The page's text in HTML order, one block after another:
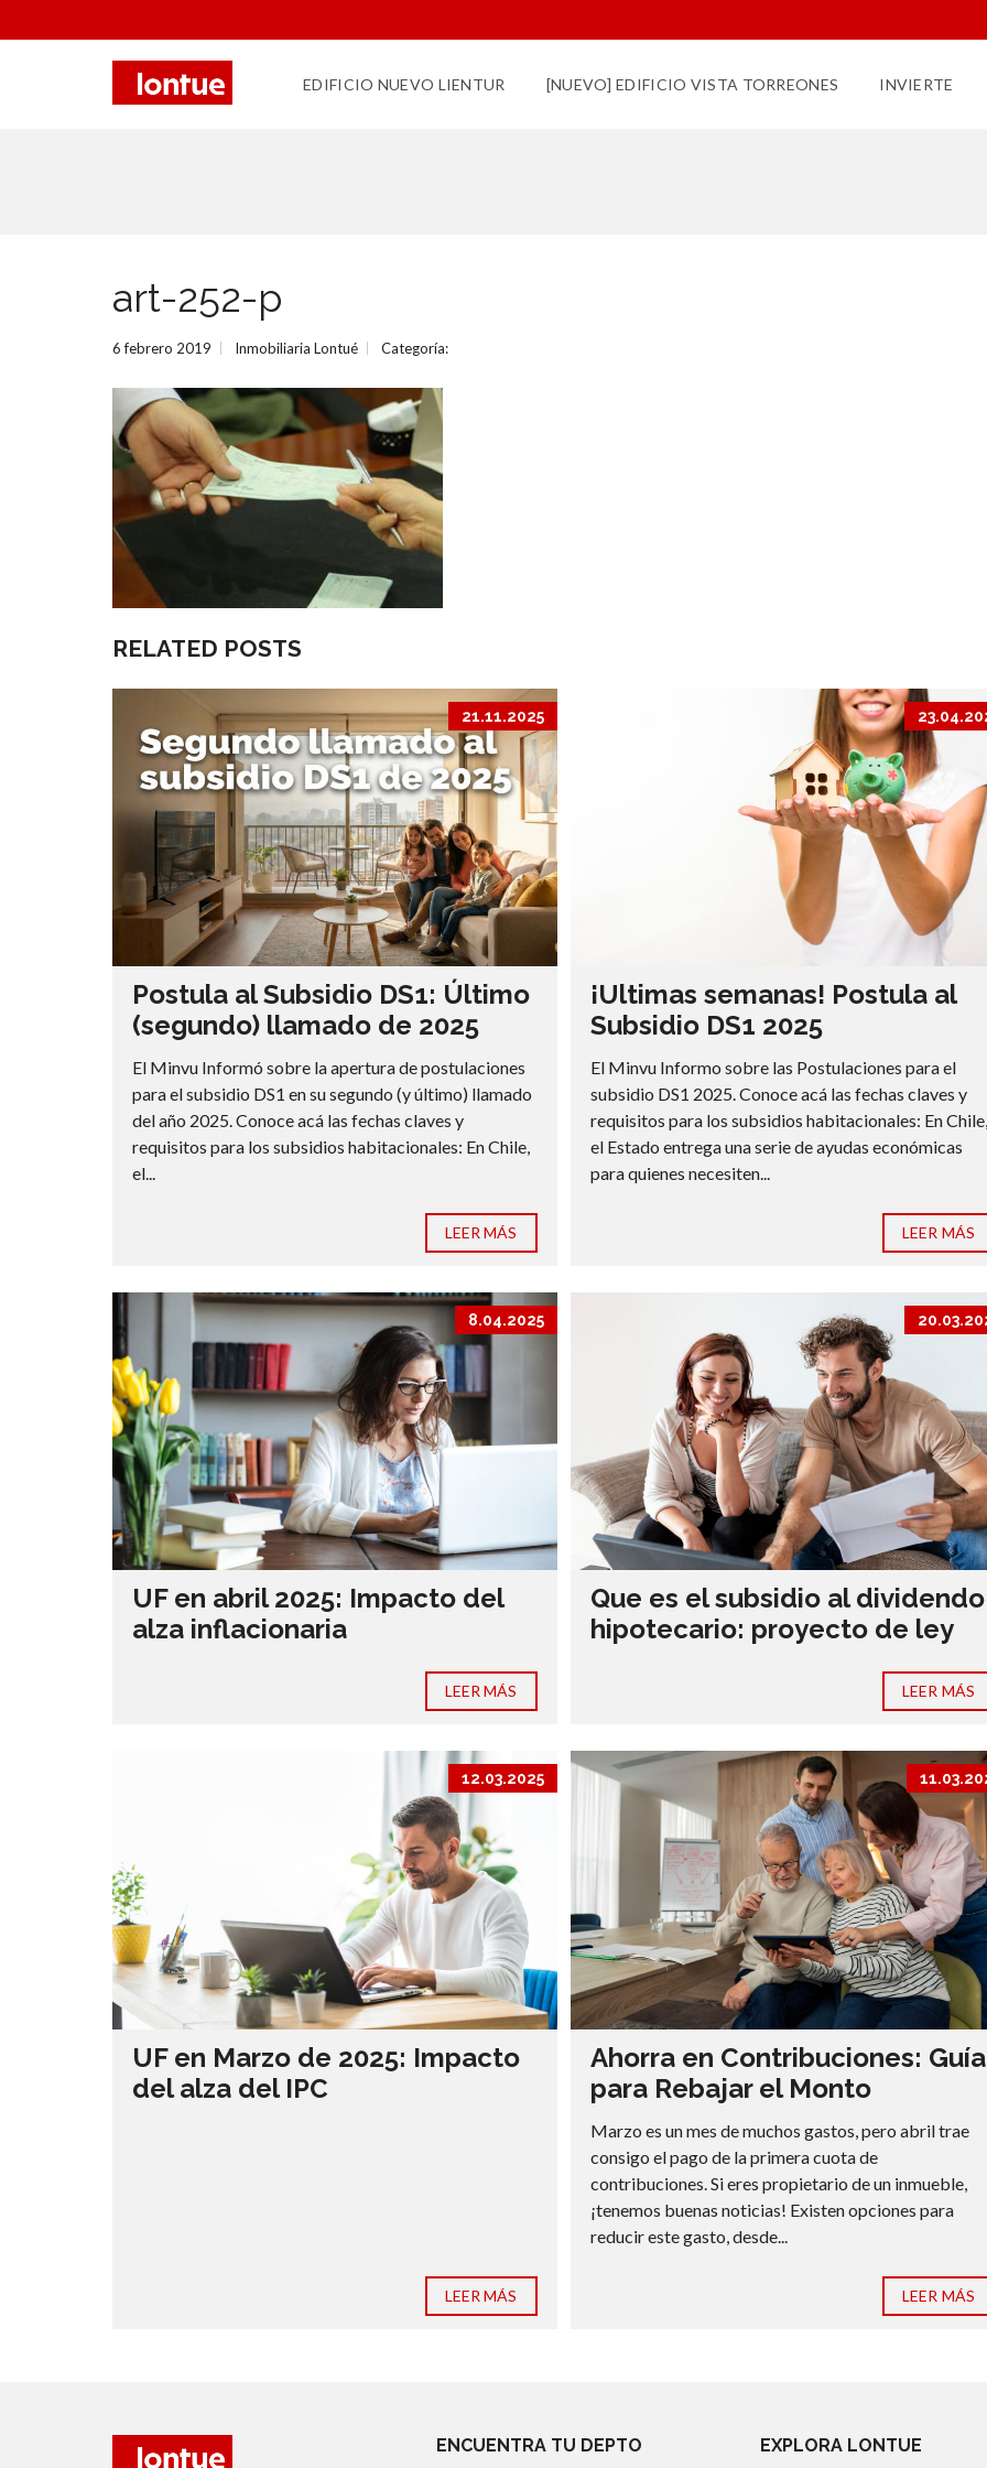
EDIFICIO NUEVO LIENTUR [NUEVO] EDIFICIO VISTA TORREONES INVIERTE
art-252-p
6 febrero 2019 Inmobiliaria Lontué Categoría:
RELATED POSTS
21.11.2025
Postula al Subsidio DS1: Último
(segundo) llamado de 2025
El Minvu Informó sobre la apertura de postulaciones
para el subsidio DS1 en su segundo (y último) llamado
del año 2025. Conoce acá las fechas claves y
requisitos para los subsidios habitacionales: En Chile,
el...
LEER MÁS
¡Ultimas semanas! Postula al
Subsidio DS1 2025
El Minvu Informo sobre las Postulaciones para el
subsidio DS1 2025. Conoce acá las fechas claves y
requisitos para los subsidios habitacionales: En Chile,
el Estado entrega una serie de ayudas económicas
para quienes necesiten...
LEER MÁS
8.04.2025
UF en abril 2025: Impacto del
alza inflacionaria
LEER MÁS
Que es el subsidio al dividendo
hipotecario: proyecto de ley
LEER MÁS
12.03.2025
UF en Marzo de 2025: Impacto
del alza del IPC
LEER MÁS
Ahorra en Contribuciones: Guía
para Rebajar el Monto
Marzo es un mes de muchos gastos, pero abril trae
consigo el pago de la primera cuota de
contribuciones. Si eres propietario de un inmueble,
¡tenemos buenas noticias! Existen opciones para
reducir este gasto, desde...
LEER MÁS
ENCUENTRA TU DEPTO EXPLORA LONTUE